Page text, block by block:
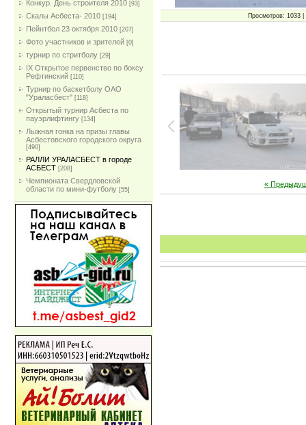
Конкур. День строителя 2010 [93]
Скалы Асбеста- 2010 [194]
Пейнтбол 23 октября 2010 [207]
Фото участников и зрителей [0]
турнир по стритболу [29]
IX Открытое первенство по боксу
Рефтинский [110]
Турнир по баскетболу ОАО
"Ураласбест" [118]
Открытый турнир Асбеста по
пауэрлифтингу [134]
Лыжная гонка на призы главы
Асбестовского городского округа
[490]
РАЛЛИ УРАЛАСБЕСТ в городе
АСБЕСТ [208]
Чемпионата Свердловской
области по мини-футболу [55]
Просмотров: 1033
«